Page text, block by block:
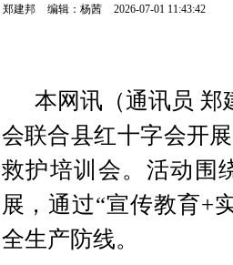
郑建邦 编辑：杨茜 2026-07-01 11:43:42
本网讯 （通讯员
会联合县红十字会开
救护培训会。活动围
展，通过“宣传教育+
全生产防线。